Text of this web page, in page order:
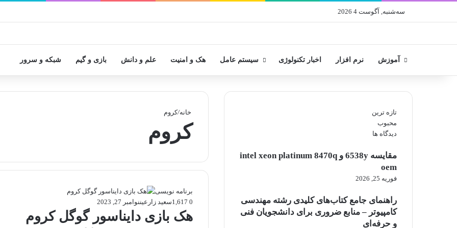
سه‌شنبه, آگوست 4 2026
آموزش نرم افزار اخبار تکنولوژی سیستم عامل هک و امنیت علم و دانش بازی و گیم شبکه و سرور
خانه/کروم
کروم
برنامه نویسی
سعید زارعیننوامبر 27, 2023 0
هک بازی دایناسور گوگل کروم
تازه ترین
محبوب
دیدگاه ها
مقایسه 6538y و intel xeon platinum 8470q
oem
فوریه 25, 2026
راهنمای جامع کتاب‌های کلیدی رشته مهندسی
کامپیوتر – منابع ضروری برای دانشجویان فنی
و حرفه‌ای